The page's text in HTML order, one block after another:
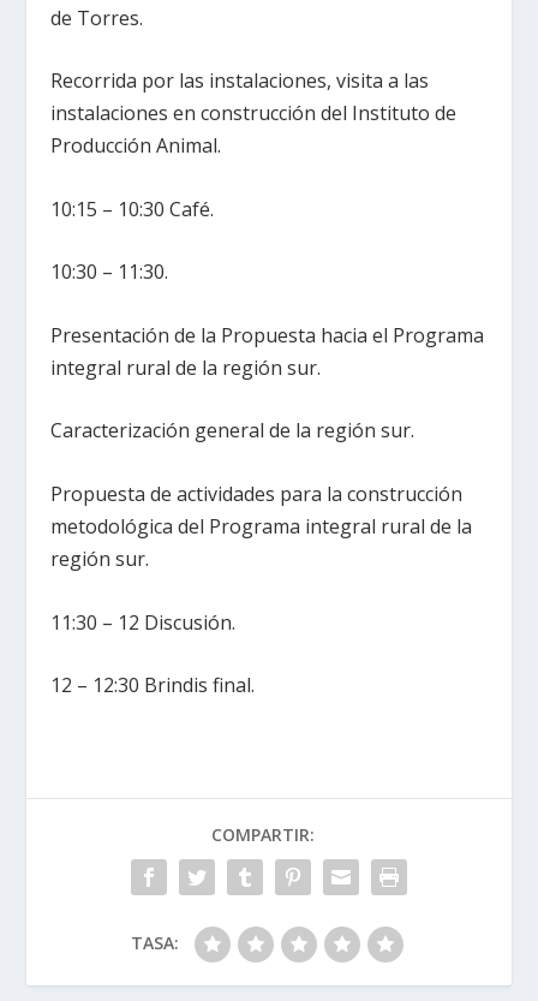
de Torres.
Recorrida por las instalaciones, visita a las
instalaciones en construcción del Instituto de
Producción Animal.
10:15 – 10:30 Café.
10:30 – 11:30.
Presentación de la Propuesta hacia el Programa
integral rural de la región sur.
Caracterización general de la región sur.
Propuesta de actividades para la construcción
metodológica del Programa integral rural de la
región sur.
11:30 – 12 Discusión.
12 – 12:30 Brindis final.
COMPARTIR:
TASA: